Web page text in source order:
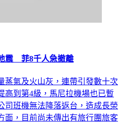
震 菲8千人急撤離
蒸氣及火山灰，連帶引發數十次
高到第4級，馬尼拉機場也已暫
司班機無法降落返台，造成長榮
面，目前尚未傳出有旅行團旅客